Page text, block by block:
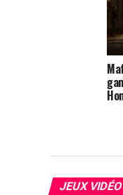
JEUX VIDÉO